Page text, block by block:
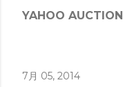
YAHOO AUCTION
7月 05, 2014